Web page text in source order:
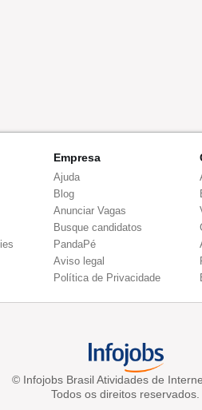
Empresa
Ajuda
Blog
Anunciar Vagas
Busque candidatos
PandaPé
Aviso legal
Política de Privacidade
© Infojobs Brasil Atividades de
Todos os direitos reservados.